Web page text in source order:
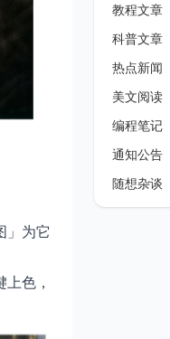
」为它
色，
教程文章
科普文章
热点新闻
美文阅读
编程笔记
通知公告
随想杂谈